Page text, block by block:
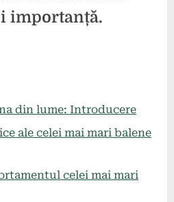
importanță.
din lume: Introducere
ale celei mai mari balene
celei mai mari